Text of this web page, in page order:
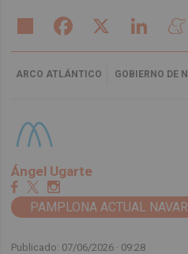
Share Facebook
ARCO ATLÁNTICO GOBIERNO DE
Ángel Ugarte
PAMPLONA ACTUAL
Publicado: 07/06/2026 · 09:28